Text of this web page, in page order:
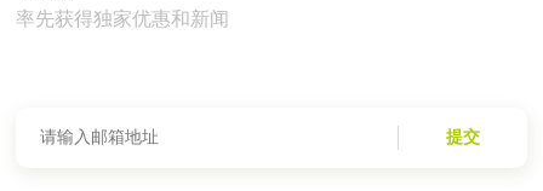
率先获得独家优惠和新闻
提交